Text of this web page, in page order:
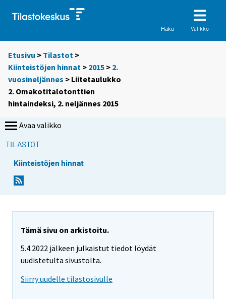
Haku Valikko
Etusivu > Tilastot >
Kiinteistöjen hinnat > 2015 > 2.
vuosineljännes > Liitetaulukko
2. Omakotitalotonttien
hintaindeksi, 2. neljännes 2015
Avaa valikko
TILASTOT
Kiinteistöjen hinnat
Tämä sivu on arkistoitu.
5.4.2022 jälkeen julkaistut tiedot löydät
uudistetulta sivustolta.
Siirry uudelle tilastosivulle